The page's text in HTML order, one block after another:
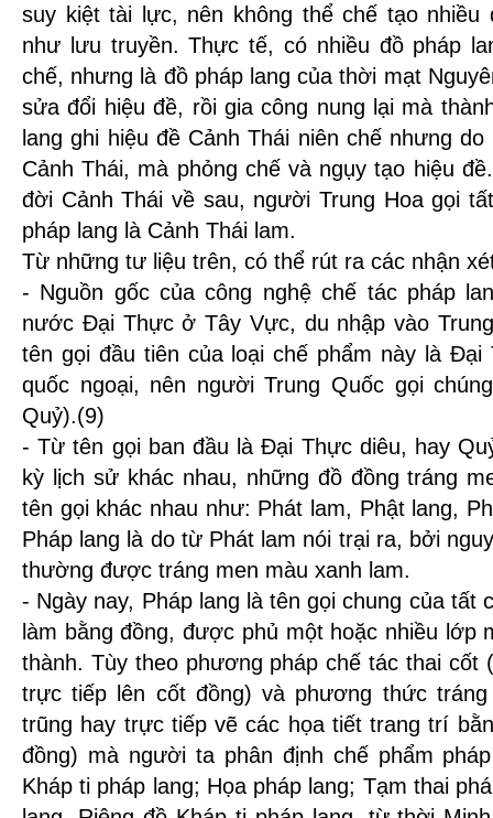
suy kiệt tài lực, nên không thể chế tạo nhiều
như lưu truyền. Thực tế, có nhiều đồ pháp
chế, nhưng là đồ pháp lang của thời mạt
sửa đổi hiệu đề, rồi gia công nung lại mà
lang ghi hiệu đề Cảnh Thái niên chế nhưng
Cảnh Thái, mà phỏng chế và ngụy tạo hiệu
đời Cảnh Thái về sau, người Trung Hoa gọi
pháp lang là Cảnh Thái lam.
Từ những tư liệu trên, có thể rút ra các nhận
- Nguồn gốc của công nghệ chế tác pháp
nước Đại Thực ở Tây Vực, du nhập vào
tên gọi đầu tiên của loại chế phẩm này là
quốc ngoại, nên người Trung Quốc gọi
Quỷ).(9)
- Từ tên gọi ban đầu là Đại Thực diêu, hay
kỳ lịch sử khác nhau, những đồ đồng tráng
tên gọi khác nhau như: Phát lam, Phật lang,
Pháp lang là do từ Phát lam nói trại ra, bởi
thường được tráng men màu xanh lam.
- Ngày nay, Pháp lang là tên gọi chung của tất
làm bằng đồng, được phủ một hoặc nhiều lớp
thành. Tùy theo phương pháp chế tác thai cốt
trực tiếp lên cốt đồng) và phương thức
trũng hay trực tiếp vẽ các họa tiết trang trí
đồng) mà người ta phân định chế phẩm
Kháp ti pháp lang; Họa pháp lang; Tạm thai